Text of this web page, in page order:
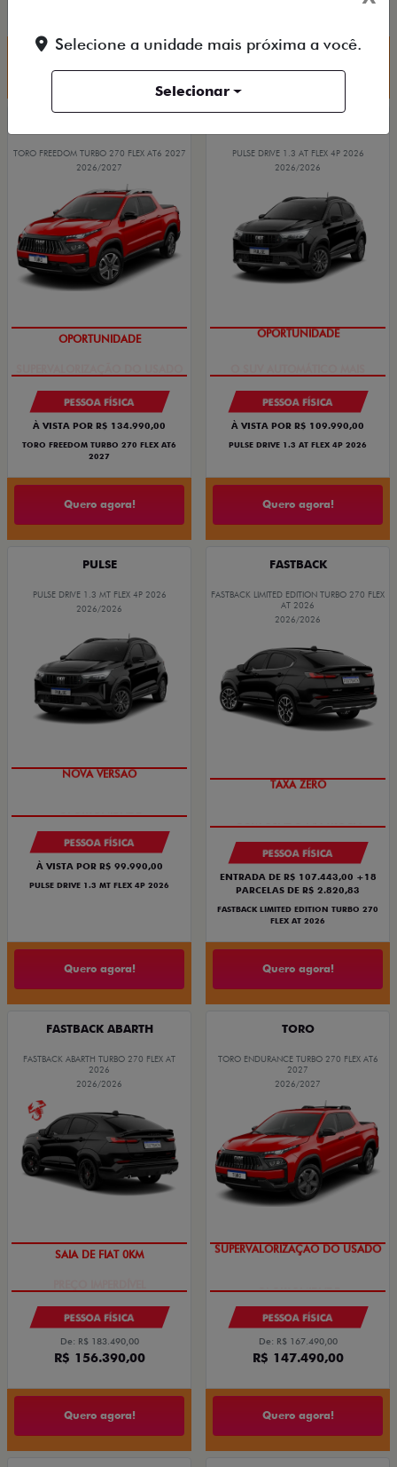
TORO FREEDOM TURBO 270 FLEX AT6 2027
2026/2027
OPORTUNIDADE
PESSOA FÍSICA
À VISTA POR R$ 134.990,00
TORO FREEDOM TURBO 270 FLEX AT6
2027
Quero agora!
PULSE DRIVE 1.3 AT FLEX 4P 2026
2026/2026
OPORTUNIDADE
PESSOA FÍSICA
À VISTA POR R$ 109.990,00
PULSE DRIVE 1.3 AT FLEX 4P 2026
Quero agora!
PULSE
PULSE DRIVE 1.3 MT FLEX 4P 2026
2026/2026
NOVA VERSÃO
PESSOA FÍSICA
À VISTA POR R$ 99.990,00
PULSE DRIVE 1.3 MT FLEX 4P 2026
Quero agora!
FASTBACK
FASTBACK LIMITED EDITION TURBO 270 FLEX
AT 2026
2026/2026
TAXA ZERO
PESSOA FÍSICA
ENTRADA DE R$ 107.443,00 +18
PARCELAS DE R$ 2.820,83
FASTBACK LIMITED EDITION TURBO 270
FLEX AT 2026
Quero agora!
FASTBACK ABARTH
FASTBACK ABARTH TURBO 270 FLEX AT
2026
2026/2026
SAIA DE FIAT 0KM
PESSOA FÍSICA
De: R$ 183.490,00
R$ 156.390,00
Quero agora!
TORO
TORO ENDURANCE TURBO 270 FLEX AT6
2027
2026/2027
SUPERVALORIZAÇÃO DO USADO
PESSOA FÍSICA
De: R$ 167.490,00
R$ 147.490,00
Quero agora!
Selecione a unidade mais próxima a você.
Selecionar